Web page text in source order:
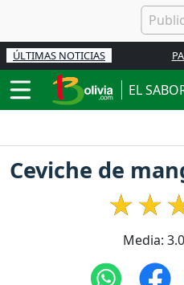
ÚLTIMAS NOTICIAS
EL
Ceviche de
Media: 3.0